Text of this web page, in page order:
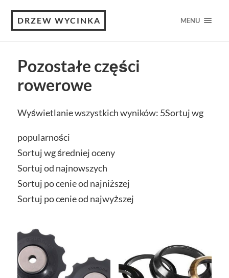
DRZEW WYCINKA MENU
Pozostałe części
rowerowe
Wyświetlanie wszystkich wyników: 5Sortuj wg
popularności
Sortuj wg średniej oceny
Sortuj od najnowszych
Sortuj po cenie od najniższej
Sortuj po cenie od najwyższej